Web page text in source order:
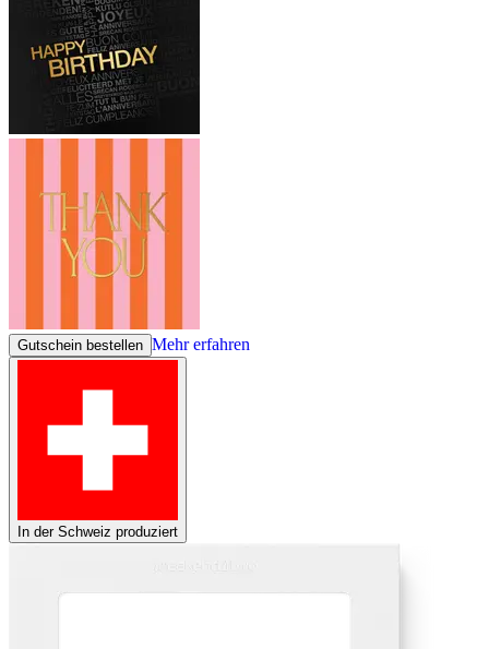
Gutschein bestellen Mehr erfahren
In der Schweiz produziert